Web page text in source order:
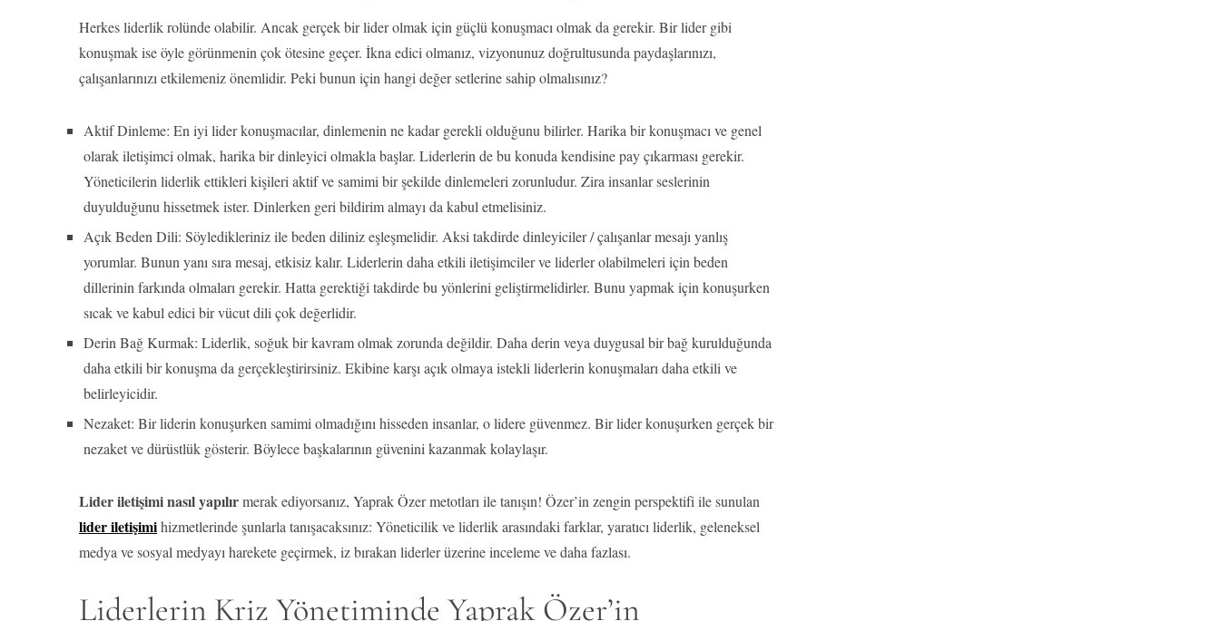
Herkes liderlik rolünde olabilir. Ancak gerçek bir lider olmak için güçlü konuşmacı olmak da gerekir. Bir lider gibi
konuşmak ise öyle görünmenin çok ötesine geçer. İkna edici olmanız, vizyonunuz doğrultusunda paydaşlarınızı,
çalışanlarınızı etkilemeniz önemlidir. Peki bunun için hangi değer setlerine sahip olmalısınız?
Aktif Dinleme: En iyi lider konuşmacılar, dinlemenin ne kadar gerekli olduğunu bilirler. Harika bir konuşmacı ve genel
olarak iletişimci olmak, harika bir dinleyici olmakla başlar. Liderlerin de bu konuda kendisine pay çıkarması gerekir.
Yöneticilerin liderlik ettikleri kişileri aktif ve samimi bir şekilde dinlemeleri zorunludur. Zira insanlar seslerinin
duyulduğunu hissetmek ister. Dinlerken geri bildirim almayı da kabul etmelisiniz.
Açık Beden Dili: Söyledikleriniz ile beden diliniz eşleşmelidir. Aksi takdirde dinleyiciler / çalışanlar mesajı yanlış
yorumlar. Bunun yanı sıra mesaj, etkisiz kalır. Liderlerin daha etkili iletişimciler ve liderler olabilmeleri için beden
dillerinin farkında olmaları gerekir. Hatta gerektiği takdirde bu yönlerini geliştirmelidirler. Bunu yapmak için konuşurken
sıcak ve kabul edici bir vücut dili çok değerlidir.
Derin Bağ Kurmak: Liderlik, soğuk bir kavram olmak zorunda değildir. Daha derin veya duygusal bir bağ kurulduğunda
daha etkili bir konuşma da gerçekleştirirsiniz. Ekibine karşı açık olmaya istekli liderlerin konuşmaları daha etkili ve
belirleyicidir.
Nezaket: Bir liderin konuşurken samimi olmadığını hisseden insanlar, o lidere güvenmez. Bir lider konuşurken gerçek bir
nezaket ve dürüstlük gösterir. Böylece başkalarının güvenini kazanmak kolaylaşır.
Lider iletişimi nasıl yapılırmerak ediyorsanız, Yaprak Özer metotları ile tanışın! Özer’in zengin perspektifi ile sunulan
lider iletişimihizmetlerinde şunlarla tanışacaksınız: Yöneticilik ve liderlik arasındaki farklar, yaratıcı liderlik, geleneksel
medya ve sosyal medyayı harekete geçirmek, iz bırakan liderler üzerine inceleme ve daha fazlası.
Liderlerin Kriz Yönetiminde Yaprak Özer’in